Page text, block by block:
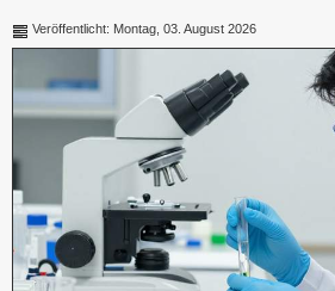
Veröffentlicht: Montag, 03. August 2026